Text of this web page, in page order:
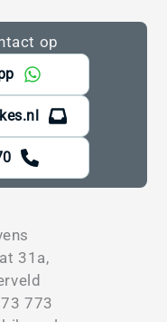
op
31a,
773